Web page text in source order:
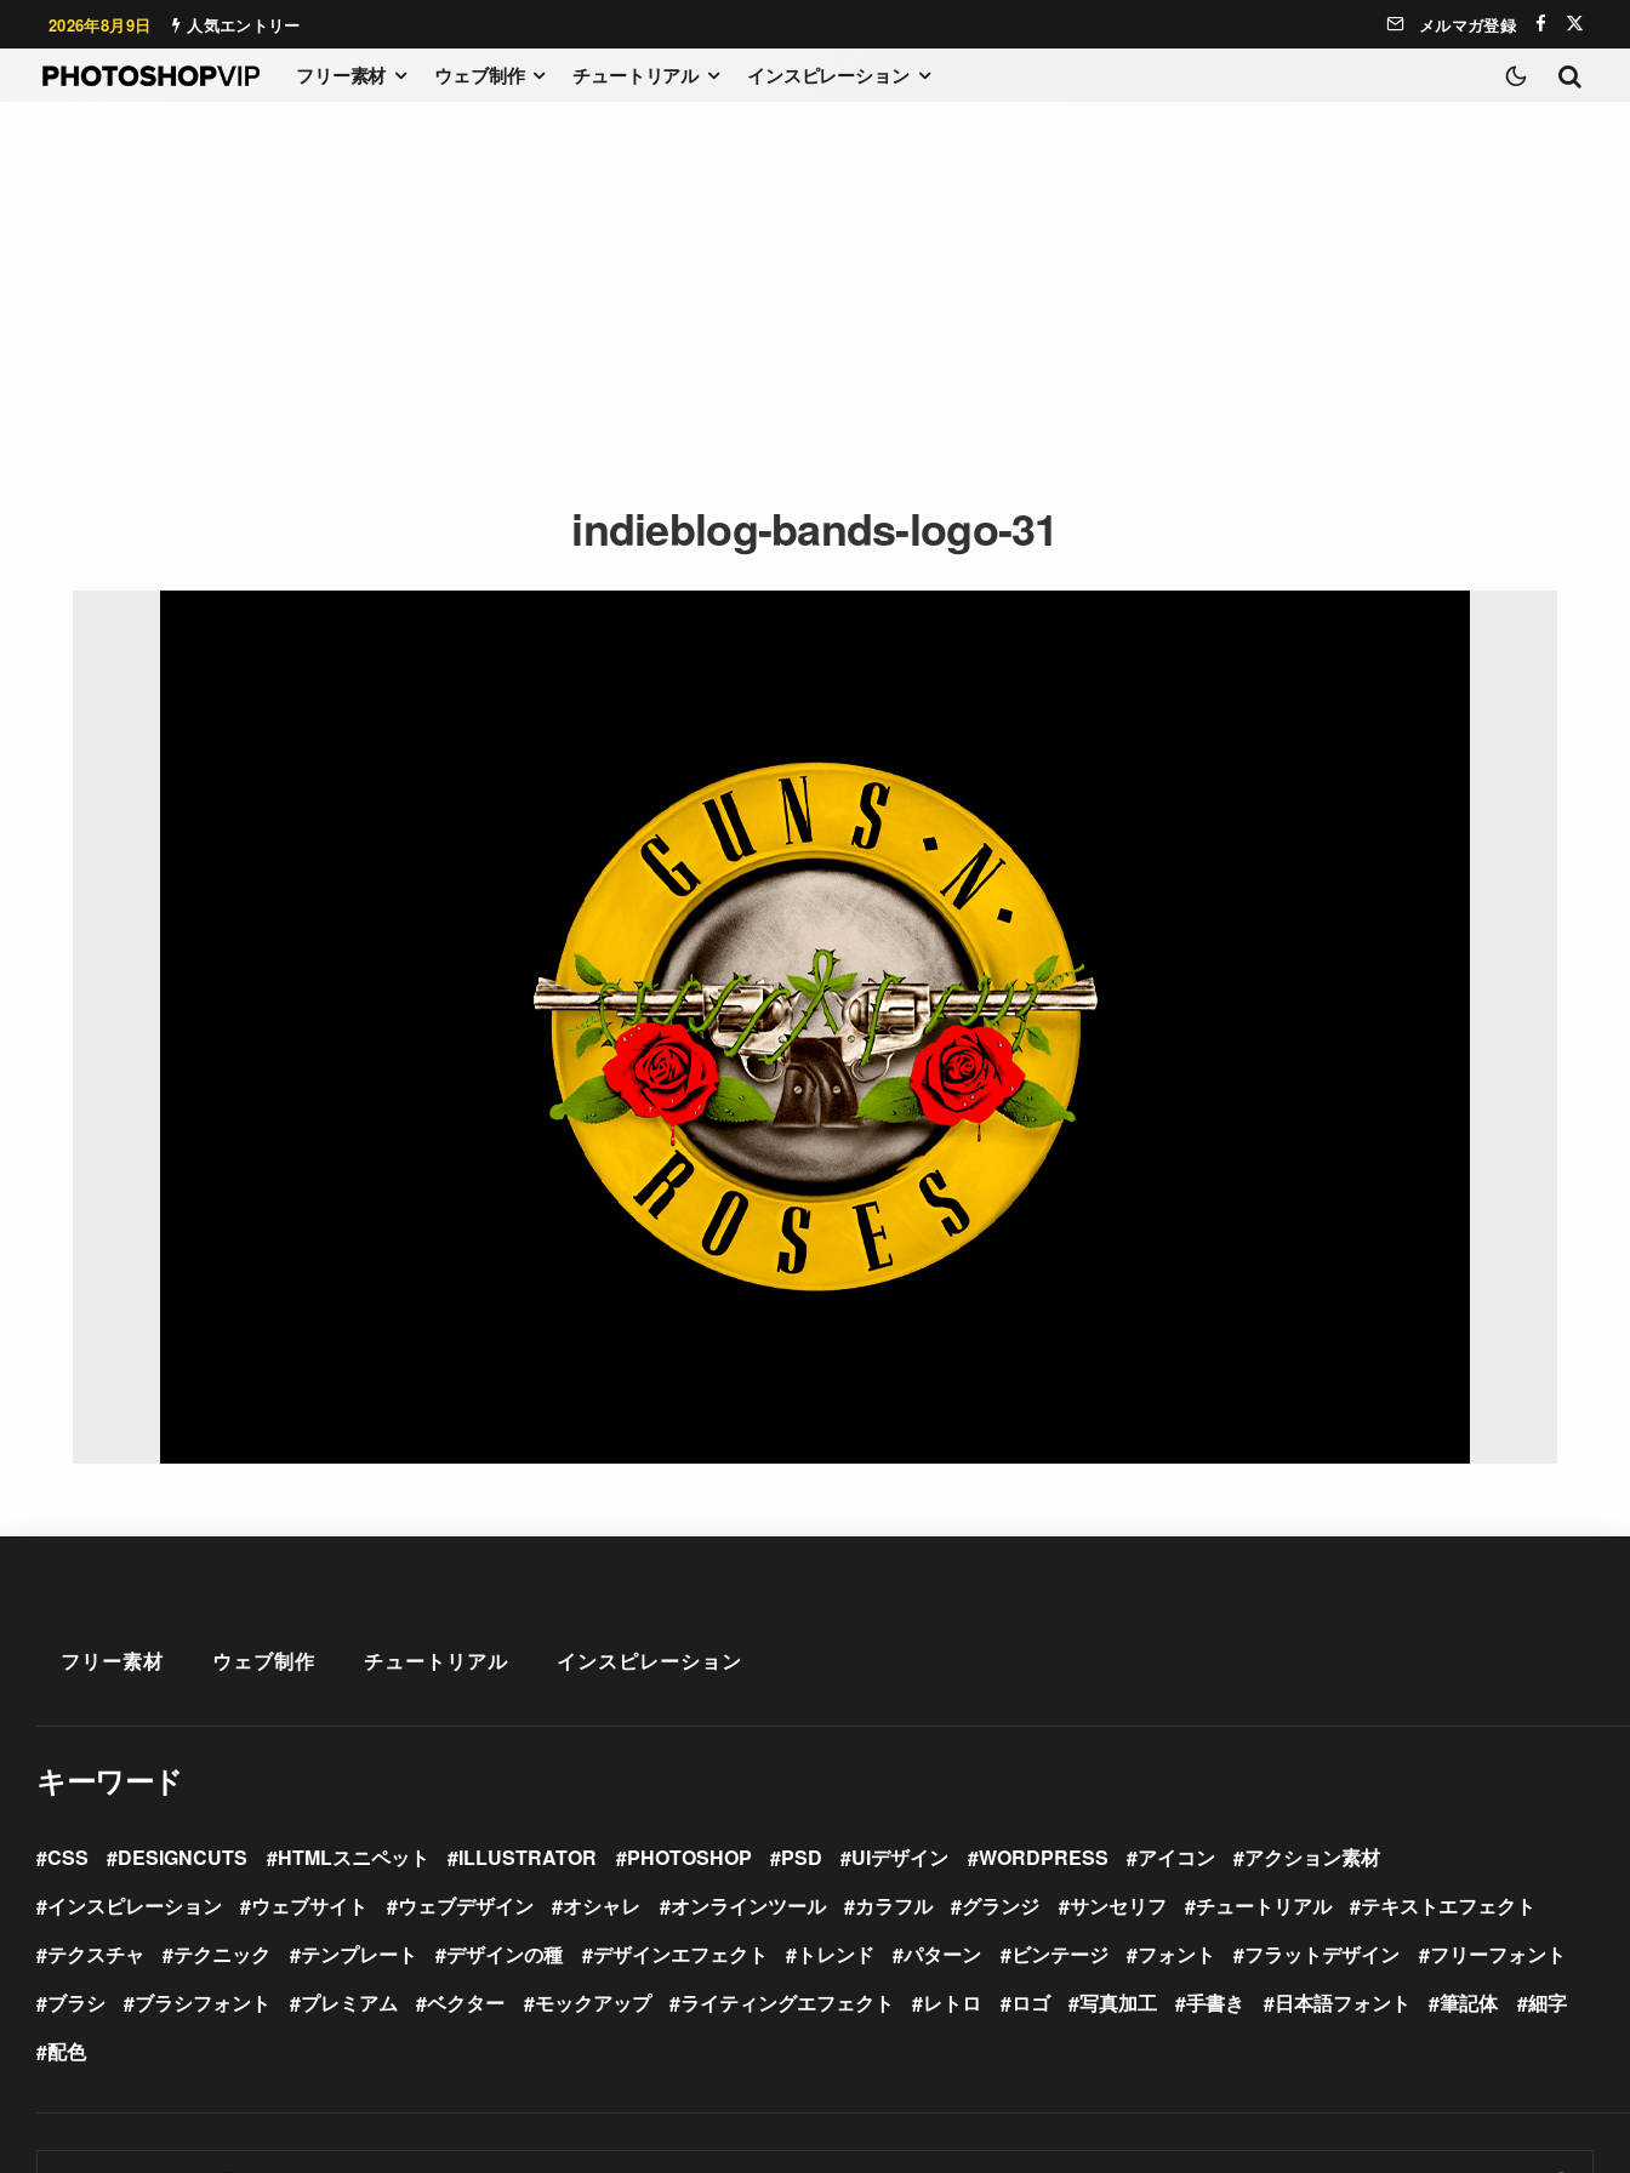
2026年8月9日 人気エントリー メルマガ登録
フリー素材 ウェブ制作 チュートリアル インスピレーション
indieblog-bands-logo-31
フリー素材 ウェブ制作 チュートリアル インスピレーション
キーワード
CSS DESIGNCUTS HTMLスニペット ILLUSTRATOR PHOTOSHOP PSD UIデザイン WORDPRESS アイコン
アクション素材
インスピレーション
ウェブサイト ウェブデザイン オシャレ オンラインツール カラフル グランジ サンセリフ チュートリアル
テキストエフェクト
テクスチャ
テクニック テンプレート デザインの種 デザインエフェクト トレンド パターン ビンテージ フォント フラットデザイン
フリーフォント
ブラシ
ブラシフォント プレミアム ベクター モックアップ ライティングエフェクト レトロ ロゴ 写真加工 手書き 日本語フォント 筆記体
細字
配色